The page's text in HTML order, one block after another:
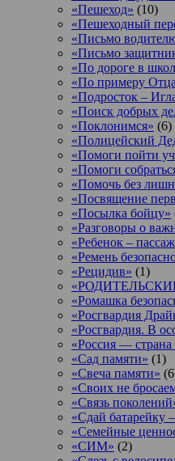
«Пешеход» (10)
«Пешеходный
«Письмо
«Письмо
«По дороге в
«По примеру
«Подросток ‒
«Поиск добрых
«Поклонимся» (6)
«Полицейский
«Помоги пойти
«Помоги
«Помочь без
«Посвящение
«Посылка бойцу»
«Разговоры о
«Ребенок –
«Ремень
«Рецидив» (1)
«Ромашка
«Росгвардия
«Росгвардия. В
«Россия — страна
«Сад памяти» (1)
«Свеча памяти»
«Своих не
«Связь
«Сдай батарейку
«Семейные
«СИМ» (2)